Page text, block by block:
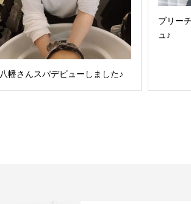
八幡さんスパデビューしました♪
ブリー
ュ♪